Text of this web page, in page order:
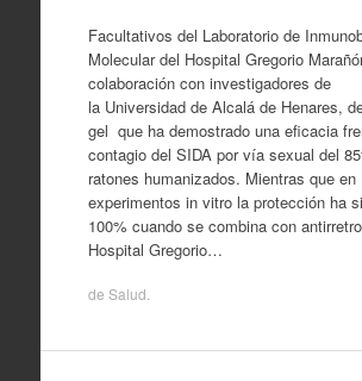
Facultativos del Laboratorio de
Molecular del Hospital Gregorio
colaboración con investigadores de
la Universidad de Alcalá de Henares,
gel que ha demostrado una eficacia
contagio del SIDA por vía sexual del
ratones humanizados. Mientras que en
experimentos in vitro la protección ha
100% cuando se combina con
Hospital Gregorio…
de Salud